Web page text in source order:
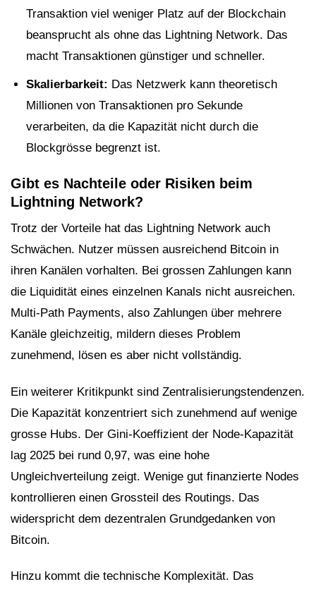
Transaktion viel weniger Platz auf der Blockchain
beansprucht als ohne das Lightning Network. Das
macht Transaktionen günstiger und schneller.
Skalierbarkeit: Das Netzwerk kann theoretisch
Millionen von Transaktionen pro Sekunde
verarbeiten, da die Kapazität nicht durch die
Blockgrösse begrenzt ist.
Gibt es Nachteile oder Risiken beim
Lightning Network?
Trotz der Vorteile hat das Lightning Network auch
Schwächen. Nutzer müssen ausreichend Bitcoin in
ihren Kanälen vorhalten. Bei grossen Zahlungen kann
die Liquidität eines einzelnen Kanals nicht ausreichen.
Multi-Path Payments, also Zahlungen über mehrere
Kanäle gleichzeitig, mildern dieses Problem
zunehmend, lösen es aber nicht vollständig.
Ein weiterer Kritikpunkt sind Zentralisierungstendenzen.
Die Kapazität konzentriert sich zunehmend auf wenige
grosse Hubs. Der Gini-Koeffizient der Node-Kapazität
lag 2025 bei rund 0,97, was eine hohe
Ungleichverteilung zeigt. Wenige gut finanzierte Nodes
kontrollieren einen Grossteil des Routings. Das
widerspricht dem dezentralen Grundgedanken von
Bitcoin.
Hinzu kommt die technische Komplexität. Das